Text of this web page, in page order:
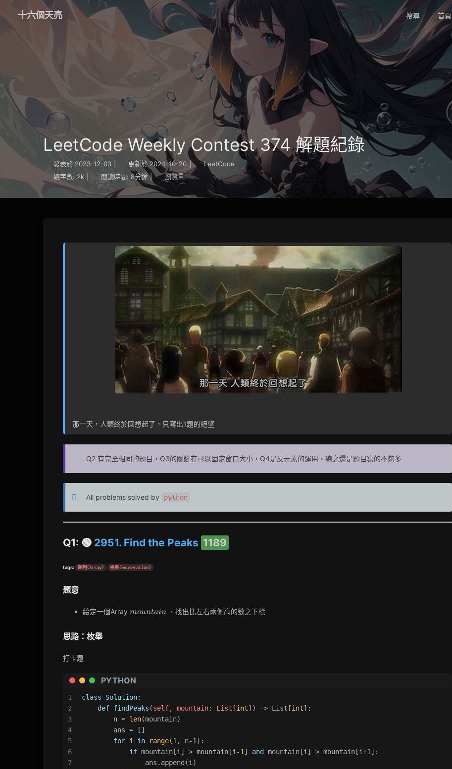
十六個天亮 搜尋 首頁
LeetCode Weekly Contest 374 解題紀錄
發表於 2023-12-03 更新於 2024-10-20 |
LeetCode
總字數: 2k 閱讀時間: 8分鐘 | 瀏覽量:
那一天，人類終於回想起了，只寫出1題的絕望
Q2 有完全相同的題目，Q3的關鍵在可以固定窗口大小，Q4是反元素的運用，總之還是題目寫的不夠多
All problems solved by python
Q1: 🟢 2951. Find the Peaks 1189
tags: 陣列(Array) 枚舉(Enumeration)
題意
給定一個Array mountain
mountain ，找出比左右兩側高的數之下標
思路：枚舉
打卡題
PYTHON
1
2
3
4
5
6
7
class Solution:
def findPeaks (self, mountain: List [int] ) -> List [int]:
        n =
len(mountain)
        ans = []
for i in range(1 , n-1 ):
if mountain[i] > mountain[i-1 ] and mountain[i] > mountain[i+1 ]:
                ans.append(i)